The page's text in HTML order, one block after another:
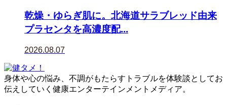
乾燥・ゆらぎ肌に。北海道サラブレッド由来
プラセンタを高濃度配...
2026.08.07
身体や心の悩み、不調がもたらすトラブルを体験談としてお
伝えしていく健康エンターテインメントメディア。